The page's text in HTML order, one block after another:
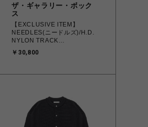
ザ・ギャラリー・ボック
ス
【EXCLUSIVE ITEM】
NEEDLES(ニードルズ)/H.D.
NYLON TRACK
￥30,800